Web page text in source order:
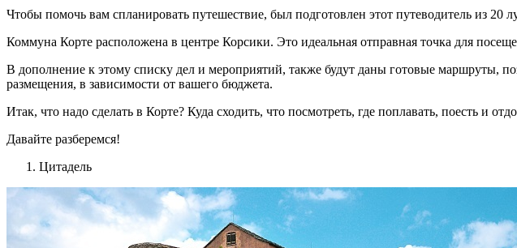
Чтобы помочь вам спланировать путешествие, был подготовлен этот путеводитель из 20
Коммуна Корте расположена в центре Корсики. Это идеальная отправная точка для
В дополнение к этому списку дел и мероприятий, также будут даны готовые маршруты,
размещения, в зависимости от вашего бюджета.
Итак, что надо сделать в Корте? Куда сходить, что посмотреть, где поплавать, поесть и
Давайте разберемся!
Цитадель